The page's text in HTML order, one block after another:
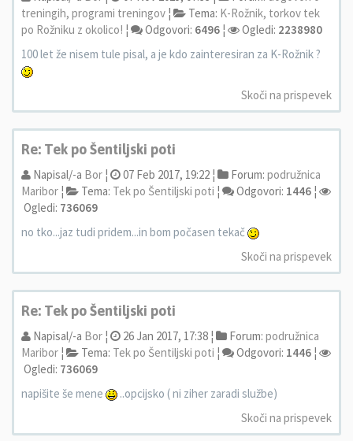
treningih, programi treningov ¦ Tema: K-Rožnik, torkov tek
po Rožniku z okolico! ¦ Odgovori: 6496 ¦ Ogledi: 2238980
100 let že nisem tule pisal, a je kdo zainteresiran za K-Rožnik ?
Skoči na prispevek
Re: Tek po Šentiljski poti
Napisal/-a Bor ¦ 07 Feb 2017, 19:22 ¦ Forum: podružnica
Maribor ¦ Tema: Tek po Šentiljski poti ¦ Odgovori: 1446 ¦
Ogledi: 736069
no tko...jaz tudi pridem...in bom počasen tekač
Skoči na prispevek
Re: Tek po Šentiljski poti
Napisal/-a Bor ¦ 26 Jan 2017, 17:38 ¦ Forum: podružnica
Maribor ¦ Tema: Tek po Šentiljski poti ¦ Odgovori: 1446 ¦
Ogledi: 736069
napišite še mene
..opcijsko ( ni ziher zaradi službe)
Skoči na prispevek